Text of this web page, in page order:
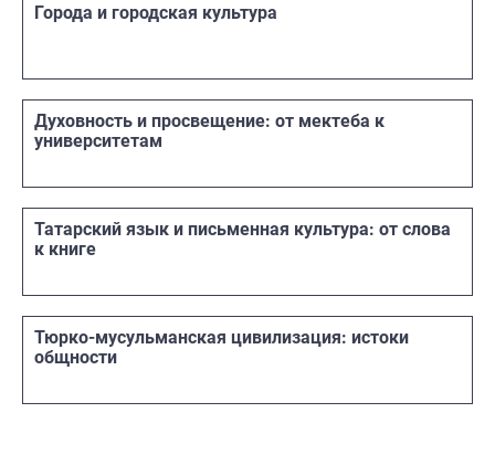
Города и городская культура
Духовность и просвещение: от мектеба к
университетам
Татарский язык и письменная культура: от слова
к книге
Тюрко-мусульманская цивилизация: истоки
общности